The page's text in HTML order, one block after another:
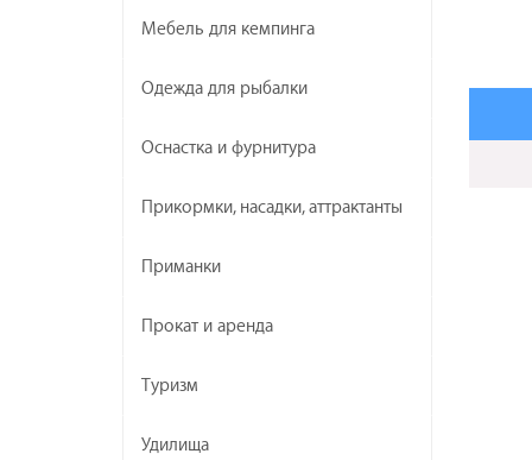
Мебель для кемпинга
Одежда для рыбалки
Оснастка и фурнитура
Прикормки, насадки, аттрактанты
Приманки
Прокат и аренда
Туризм
Удилища